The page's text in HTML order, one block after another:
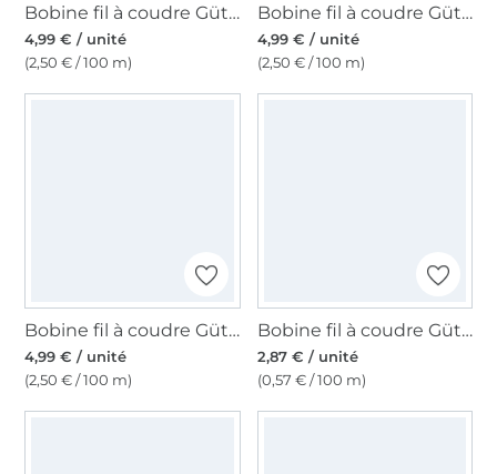
Bobine fil à coudre Gütermann 200m polyester, (000) noir
4,99 € / unité
(2,50 € / 100 m)
Bobine fil à coudre Gütermann 200m polyester, (299) beige
4,99 € / unité
(2,50 € / 100 m)
Bobine fil à coudre Gütermann 200m polyester, (800) blanc
4,99 € / unité
(2,50 € / 100 m)
Bobine fil à coudre Gütermann 500m polyester Toldi, (000) noir
2,87 € / unité
(0,57 € / 100 m)